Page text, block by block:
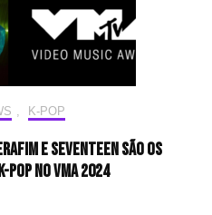
K-POP
e SEVENTEEN são os
no VMA 2024